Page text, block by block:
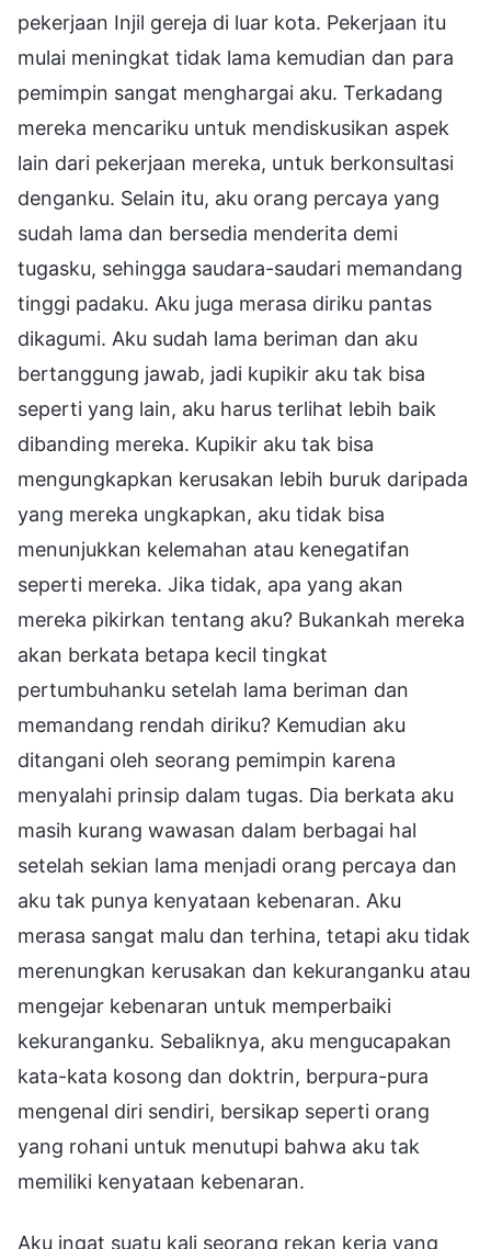
pekerjaan Injil gereja di luar kota. Pekerjaan itu
mulai meningkat tidak lama kemudian dan para
pemimpin sangat menghargai aku. Terkadang
mereka mencariku untuk mendiskusikan aspek
lain dari pekerjaan mereka, untuk berkonsultasi
denganku. Selain itu, aku orang percaya yang
sudah lama dan bersedia menderita demi
tugasku, sehingga saudara-saudari memandang
tinggi padaku. Aku juga merasa diriku pantas
dikagumi. Aku sudah lama beriman dan aku
bertanggung jawab, jadi kupikir aku tak bisa
seperti yang lain, aku harus terlihat lebih baik
dibanding mereka. Kupikir aku tak bisa
mengungkapkan kerusakan lebih buruk daripada
yang mereka ungkapkan, aku tidak bisa
menunjukkan kelemahan atau kenegatifan
seperti mereka. Jika tidak, apa yang akan
mereka pikirkan tentang aku? Bukankah mereka
akan berkata betapa kecil tingkat
pertumbuhanku setelah lama beriman dan
memandang rendah diriku? Kemudian aku
ditangani oleh seorang pemimpin karena
menyalahi prinsip dalam tugas. Dia berkata aku
masih kurang wawasan dalam berbagai hal
setelah sekian lama menjadi orang percaya dan
aku tak punya kenyataan kebenaran. Aku
merasa sangat malu dan terhina, tetapi aku tidak
merenungkan kerusakan dan kekuranganku atau
mengejar kebenaran untuk memperbaiki
kekuranganku. Sebaliknya, aku mengucapakan
kata-kata kosong dan doktrin, berpura-pura
mengenal diri sendiri, bersikap seperti orang
yang rohani untuk menutupi bahwa aku tak
memiliki kenyataan kebenaran.
Aku ingat suatu kali seorang rekan kerja yang